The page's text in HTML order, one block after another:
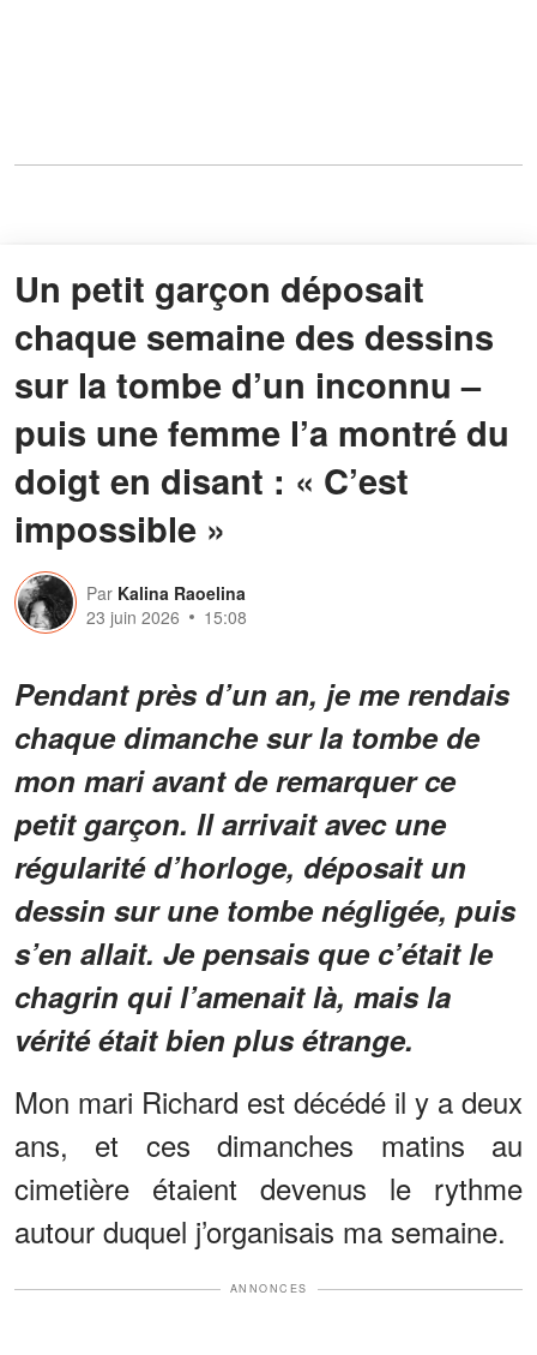
Un petit garçon déposait
chaque semaine des dessins
sur la tombe d’un inconnu –
puis une femme l’a montré du
doigt en disant : « C’est
impossible »
Par Kalina Raoelina
23 juin 2026
15:08
Pendant près d’un an, je me rendais
chaque dimanche sur la tombe de
mon mari avant de remarquer ce
petit garçon. Il arrivait avec une
régularité d’horloge, déposait un
dessin sur une tombe négligée, puis
s’en allait. Je pensais que c’était le
chagrin qui l’amenait là, mais la
vérité était bien plus étrange.
Mon mari Richard est décédé il y a deux
ans, et ces dimanches matins au
cimetière étaient devenus le rythme
autour duquel j’organisais ma semaine.
ANNONCES